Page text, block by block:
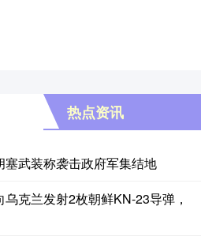
热点资讯
武装称袭击政府军集结地
克兰发射2枚朝鲜KN-23导弹，